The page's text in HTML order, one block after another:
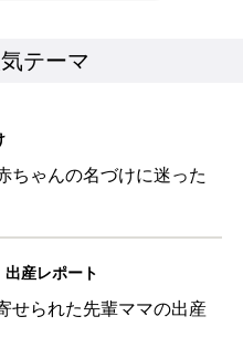
テーマ
ちゃんの名づけに迷った
出産レポート
せられた先輩ママの出産